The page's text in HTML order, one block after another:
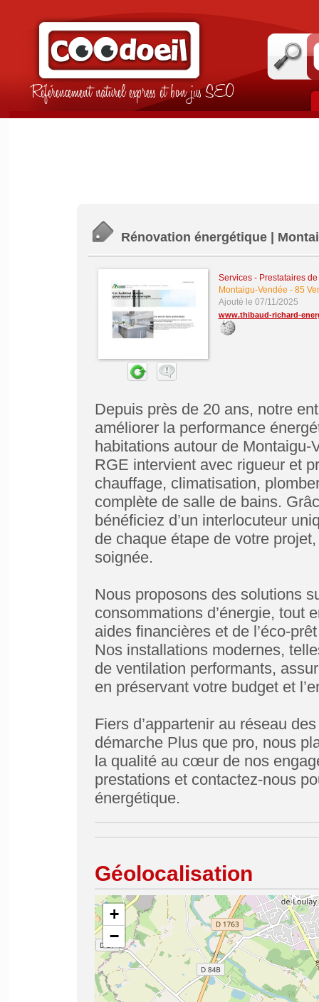
Référencement naturel express et bon jus SEO
Rénovation énergétique |
Services - Prestataires
Montaigu-Vendée - 85
Ajouté le 07/11/2025
www.thibaud-richard-
Depuis près de 20 ans, notre
améliorer la performance
habitations autour de
RGE intervient avec rigueur et
chauffage, climatisation,
complète de salle de bains.
bénéficiez d’un interlocuteur
de chaque étape de votre
soignée.
Nous proposons des solutions
consommations d’énergie, tout
aides financières et de l’éco-
Nos installations modernes,
de ventilation performants,
en préservant votre budget et
Fiers d’appartenir au réseau
démarche Plus que pro, nous
la qualité au cœur de nos
prestations et contactez-nous
énergétique.
Géolocalisation
+
−